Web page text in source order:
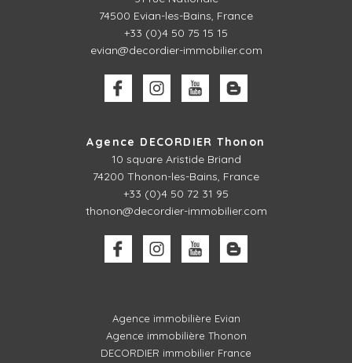
74500 Evian-les-Bains, France
+33 (0)4 50 75 15 15
evian@decordier-immobilier.com
Agence DECORDIER Thonon
10 square Aristide Briand
74200 Thonon-les-Bains, France
+33 (0)4 50 72 31 95
thonon@decordier-immobilier.com
Agence immobilière Evian
Agence immobilière Thonon
DECORDIER immobilier France